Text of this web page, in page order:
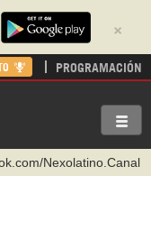
×
PROGRAMACIÓN
Nexolatino.Canal